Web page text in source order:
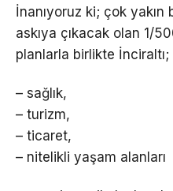
İnanıyoruz ki; çok
askıya çıkacak olan 1/
planlarla birlikte İnciraltı;
– sağlık,
– turizm,
– ticaret,
– nitelikli yaşam alanları